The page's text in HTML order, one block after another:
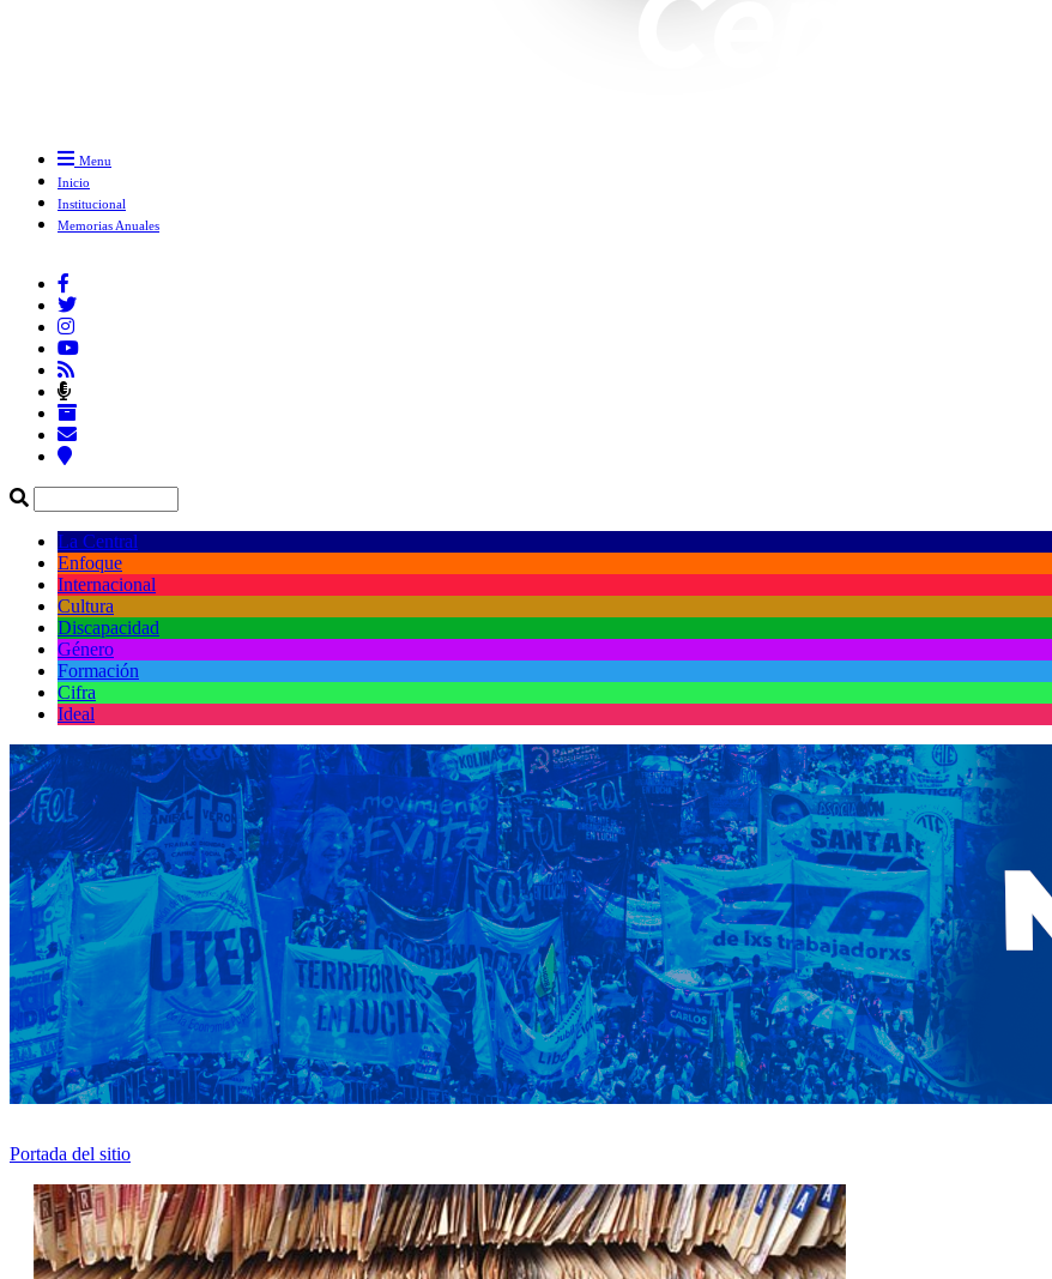
Menu
Inicio
Institucional
Memorias Anuales
La Central
Enfoque
Internacional
Cultura
Discapacidad
Género
Formación
Cifra
Ideal
Portada del sitio